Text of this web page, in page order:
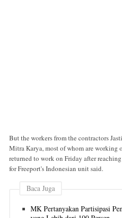
But the workers from the contractors
Mitra Karya, most of whom are working
returned to work on Friday after
for Freeport's Indonesian unit said.
Baca Juga
MK Pertanyakan Partisipasi